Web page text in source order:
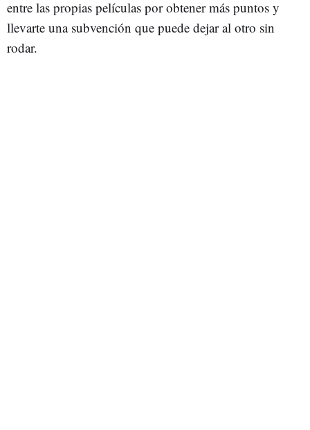
entre las propias películas por obtener más puntos y
llevarte una subvención que puede dejar al otro sin
rodar.